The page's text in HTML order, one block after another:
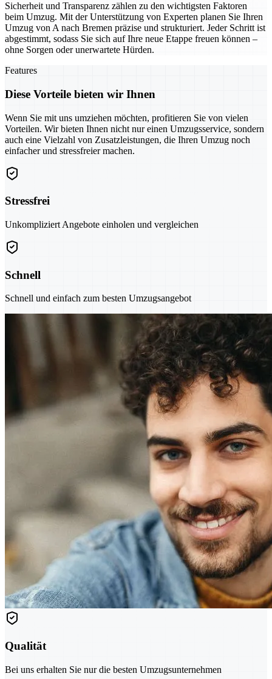
Sicherheit und Transparenz zählen zu den wichtigsten Faktoren
beim Umzug. Mit der Unterstützung von Experten planen Sie Ihren
Umzug von A nach Bremen präzise und strukturiert. Jeder Schritt ist
abgestimmt, sodass Sie sich auf Ihre neue Etappe freuen können –
ohne Sorgen oder unerwartete Hürden.
Features
Diese Vorteile bieten wir Ihnen
Wenn Sie mit uns umziehen möchten, profitieren Sie von vielen
Vorteilen. Wir bieten Ihnen nicht nur einen Umzugsservice, sondern
auch eine Vielzahl von Zusatzleistungen, die Ihren Umzug noch
einfacher und stressfreier machen.
Stressfrei
Unkompliziert Angebote einholen und vergleichen
Schnell
Schnell und einfach zum besten Umzugsangebot
Qualität
Bei uns erhalten Sie nur die besten Umzugsunternehmen